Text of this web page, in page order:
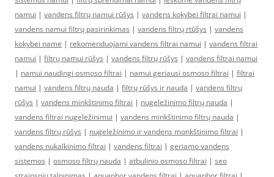
namui | vandens filtrų namui rūšys | vandens kokybei filtrai namui |
vandens namui filtrų pasirinkimas | vandens filtrų rtūšys | vandens
kokybei name | rekomenduojami vandens filtrai namui | vandens filtrai
namui | filtrų namui rūšys | vandens filtrų rūšys | vandens filtrai namui
| namui naudingi osmoso filtrai | namui geriausi osmoso filtrai | filtrai
namui | vandens filtrų nauda | filtrų rūšys ir nauda | vandens filtrų
rūšys | vandens minkštinimo filtrai | nugeležinimo filtrų nauda |
vandens filtrai nugeležinimui | vandens minkštinimo filtrų nauda |
vandens filtrų rūšys | nugeležinimo ir vandens monkštinimo filtrai |
vandens nukalkinimo filtrai | vandens filtrai | geriamo vandens
sistemos | osmoso filtrų nauda | atbulinio osmoso filtrai | seo